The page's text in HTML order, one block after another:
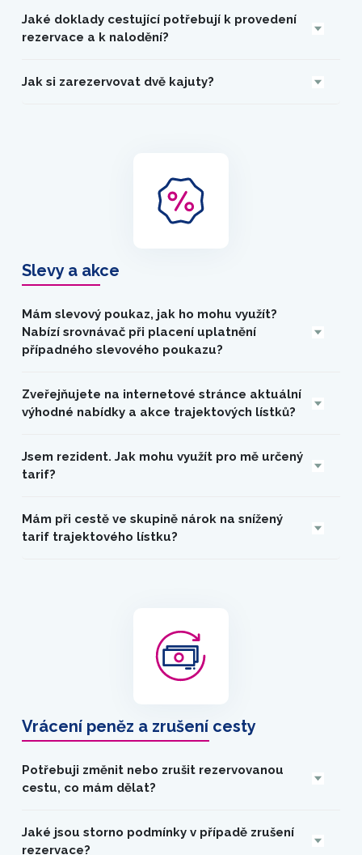
Jaké doklady cestující potřebují k provedení
rezervace a k nalodění?
Jak si zarezervovat dvě kajuty?
Slevy a akce
Mám slevový poukaz, jak ho mohu využít?
Nabízí srovnávač při placení uplatnění
případného slevového poukazu?
Zveřejňujete na internetové stránce aktuální
výhodné nabídky a akce trajektových lístků?
Jsem rezident. Jak mohu využít pro mě určený
tarif?
Mám při cestě ve skupině nárok na snížený
tarif trajektového lístku?
Vrácení peněz a zrušení cesty
Potřebuji změnit nebo zrušit rezervovanou
cestu, co mám dělat?
Jaké jsou storno podmínky v případě zrušení
rezervace?